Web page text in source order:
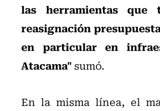
las herramientas que
reasignación
en particular en
Atacama"sumó.
En la misma línea, el